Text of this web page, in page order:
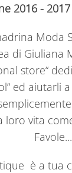
2016 -
Moda
di Giuliana
store“
ed aiutarli
loro vita
Favole...
è a tua